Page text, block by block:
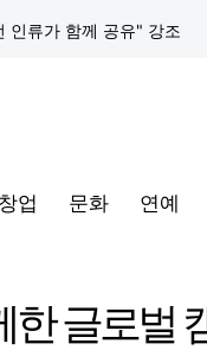
인류가 함께 공유" 강조
픈
울’ 수주… 시장 확대 본
류가 함께 공유" 강조
업 문화 연예
글로벌